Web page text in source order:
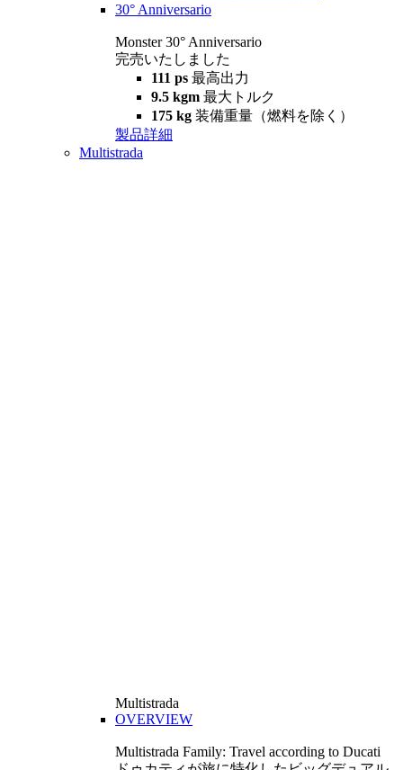
30° Anniversario
Monster 30° Anniversario
完売いたしました
111 ps 最高出力
9.5 kgm 最大トルク
175 kg 装備重量（燃料を除く）
製品詳細
Multistrada
Multistrada
OVERVIEW
Multistrada Family: Travel according to Ducati